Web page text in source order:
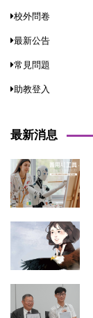
校外問卷
最新公告
常見問題
助教登入
最新消息